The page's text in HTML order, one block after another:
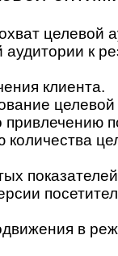
целевой
к
клиента.
привлечению
количества
в